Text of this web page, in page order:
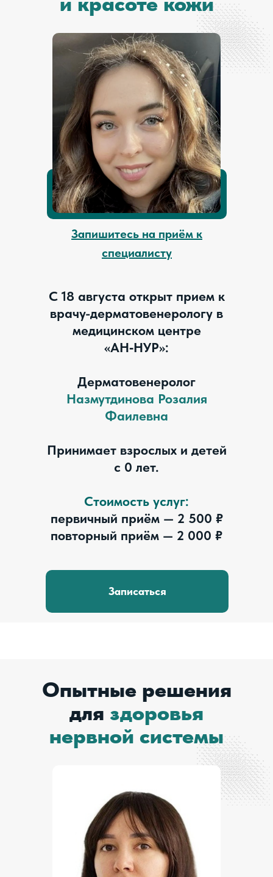
С 18 августа открыт прием к
врачу-дерматовенерологу в
медицинском центре
«АН‑НУР»:
Дерматовенеролог
Назмутдинова Розалия
Фаилевна
Принимает взрослых и детей
с 0 лет.
Стоимость услуг:
первичный приём — 2 500 ₽
повторный приём — 2 000 ₽
Записаться
Запишитесь на приём к
специалисту
Опытные решения
для здоровья
нервной системы